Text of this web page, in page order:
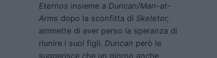
Eternos insieme a Duncan/Man-at-
Arms dopo la sconfitta di Skeletor,
ammette di aver perso la speranza di
riunire i suoi figli. Duncan però le
suggerisce che un giorno anche